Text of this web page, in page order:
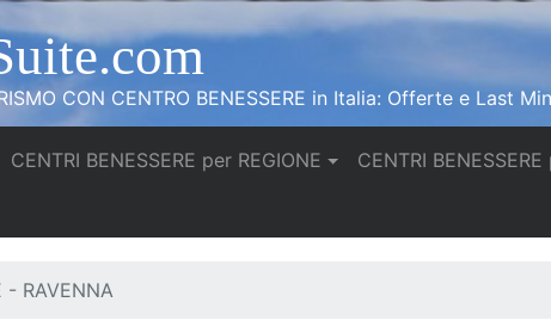
CON CENTRO BENESSERE in Italia: Offerte e Last
(current)
CENTRI BENESSERE per REGIONE CENTRI
- RAVENNA